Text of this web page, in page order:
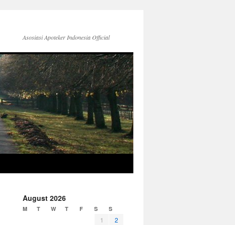
Asosiasi Apoteker Indonesia Official
August 2026
M T W T F S S
1
2